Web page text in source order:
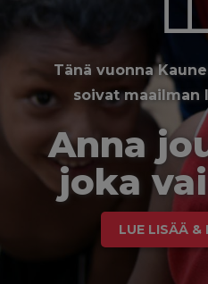
Tänä vuonna
soivat maailman
Anna
joka
LUE LISÄÄ &